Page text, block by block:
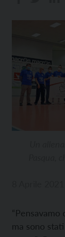
“Pensavamo
ma sono